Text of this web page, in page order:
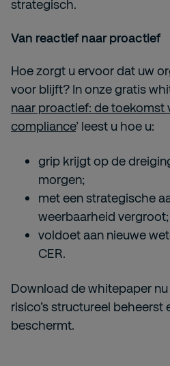
strategisch.
Van reactief naar proactief
Hoe zorgt u ervoor dat uw
voor blijft? In onze gratis
naar proactief: de toekomst
compliance’ leest u hoe u:
grip krijgt op de
morgen;
met een strategische
weerbaarheid vergroot;
voldoet aan nieuwe
CER.
Download de whitepaper
risico’s structureel beheerst
beschermt.